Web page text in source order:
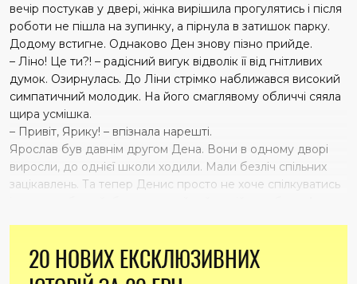
вечір постукав у двері, жінка вирішила прогулятись і після
роботи не пішла на зупинку, а пірнула в затишок парку.
Додому встигне. Однаково Ден знову пізно прийде.
– Ліно! Це ти?! – радісний вигук відволік її від гнітливих
думок. Озирнулась. До Ліни стрімко наближався високий
симпатичний молодик. На його смаглявому обличчі сяяла
щира усмішка.
– Привіт, Ярику! – впізнала нарешті.
Ярослав був давнім другом Дена. Вони в одному дворі
виросли, до однієї школи ходили. Мали безліч спільних
зацікавлень. Та тепер Денис просто не хоче спілкуватись
нагоду потоваришувати з людьми з вищих соціальних кіл –
із бізнесменами та чиновниками. І це його неабияк тішить!
20 НОВИХ ЕКСКЛЮЗИВНИХ